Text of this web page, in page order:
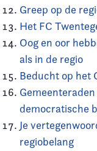
Greep op de
Het FC
Oog en oor
als in de regio
Beducht op het
democratische
Je
regiobelang